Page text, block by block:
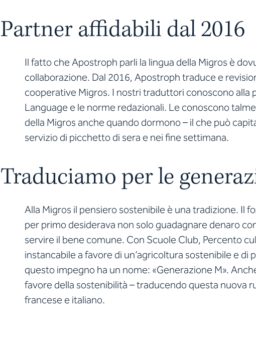
Partner affidabili dal 2016
Il fatto che Apostroph parli la lingua della Migros è
collaborazione. Dal 2016, Apostroph traduce e
cooperative Migros. I nostri traduttori conoscono alla
Language e le norme redazionali. Le conoscono
della Migros anche quando dormono – il che può
servizio di picchetto di sera e nei fine settimana.
Traduciamo per le
Alla Migros il pensiero sostenibile è una tradizione. Il
per primo desiderava non solo guadagnare denaro
servire il bene comune. Con Scuole Club, Percento
instancabile a favore di un’agricoltura sostenibile e di
questo impegno ha un nome: «Generazione M».
favore della sostenibilità – traducendo questa nuova
francese e italiano.